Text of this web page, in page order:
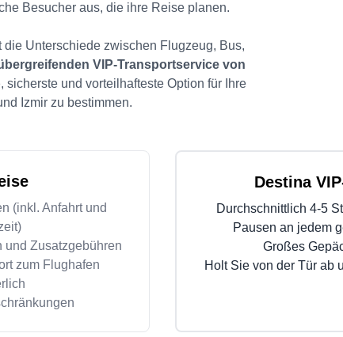
Besucher aus, die ihre Reise planen.
Unterschiede zwischen Flugzeug, Bus,
VIP-Transportservice von
sicherste und vorteilhafteste Option für Ihre
Izmir zu bestimmen.
(inkl. Anfahrt und
und Zusatzgebühren
zum Flughafen
Destina
Durchschnittlich 4-5
Pausen an jedem
Großes
Holt Sie von der Tür ab